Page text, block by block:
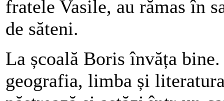
fratele Vasile, au rămas în
de săteni.
La școală Boris învăța
geografia, limba și